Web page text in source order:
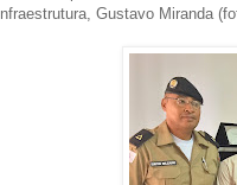
Infraestrutura, Gustavo Miranda